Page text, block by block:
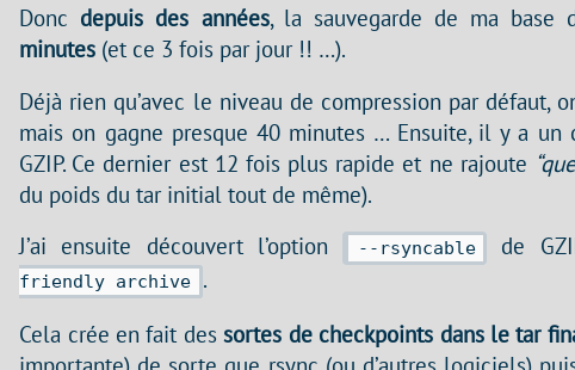
Donc depuis des années, la sauvegarde de ma base
minutes (et ce 3 fois par jour !! …).
Déjà rien qu’avec le niveau de compression par défaut,
mais on gagne presque 40 minutes … Ensuite, il y a un
GZIP. Ce dernier est 12 fois plus rapide et ne rajoute
du poids du tar initial tout de même).
J’ai ensuite découvert l’option
--rsyncable de
friendly archive
.
Cela crée en fait dessortes de checkpoints dans le tar